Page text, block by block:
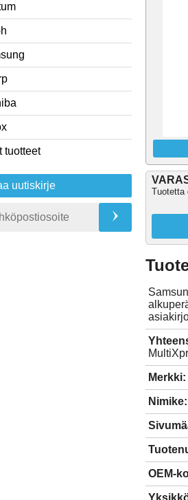
tuotteet
uutiskirje Tuotetta
Merkki:
Nimike:
OEM-